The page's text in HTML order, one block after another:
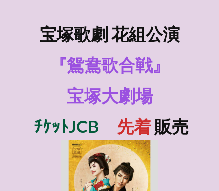
宝塚歌劇 花組公演
『鴛鴦歌合戦』
宝塚大劇場
ﾁｹｯﾄJCB
先着 販売